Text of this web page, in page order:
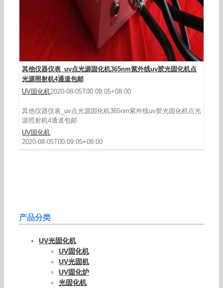
其他仪器仪表_uv点光源固化机365nm紫外线uv胶光固化机点
光源照射机4通道包邮
UV固化机2020-08-05T00:09:05+08:00
其他仪器仪表_uv点光源固化机365nm紫外线uv胶光固化机点光
源照射机4通道包邮
UV固化机
2020-08-05T00:09:05+08:00
产品分类
UV光固化机
UV固化机
UV光固机
UV固化炉
光固化机